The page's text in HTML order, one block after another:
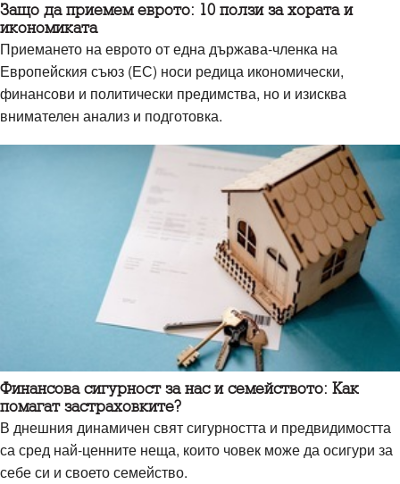
Защо да приемем еврото: 10 ползи за хората и
икономиката
Приемането на еврото от една държава-членка на
Европейския съюз (ЕС) носи редица икономически,
финансови и политически предимства, но и изисква
внимателен анализ и подготовка.
Финансова сигурност за нас и семейството: Как
помагат застраховките?
В днешния динамичен свят сигурността и предвидимостта
са сред най-ценните неща, които човек може да осигури за
себе си и своето семейство.